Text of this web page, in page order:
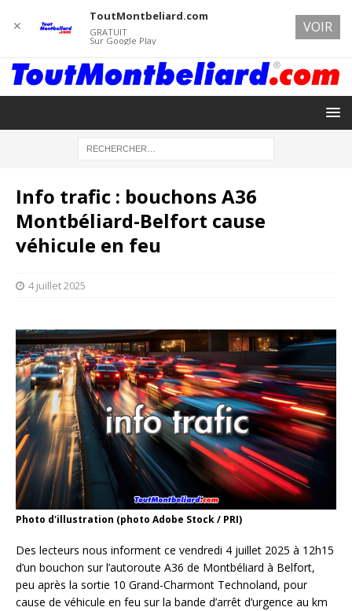
Info trafic : bouchons A36
Montbéliard-Belfort cause
véhicule en feu
4 juillet 2025
Photo d'illustration (photo Adobe Stock / PRI)
Des lecteurs nous informent ce vendredi 4 juillet 2025 à 12h15
d’un bouchon sur l’autoroute A36 de Montbéliard à Belfort,
peu après la sortie 10 Grand-Charmont Technoland, pour
cause de véhicule en feu sur la bande d’arrêt d’urgence au km
✕
ToutMontbeliard.com
GRATUIT
Sur Google Play
VOIR